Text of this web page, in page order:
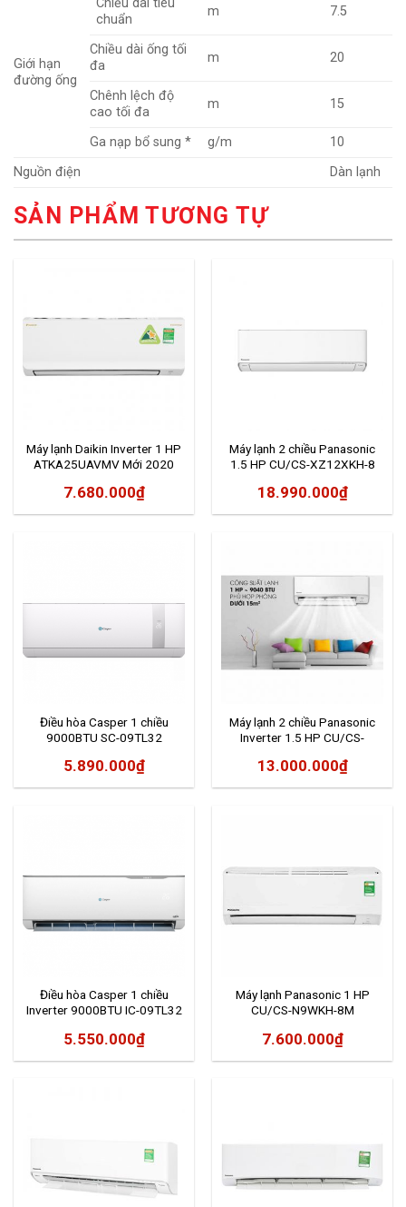
Giới hạn
đường ống
Chiều dài tiêu
chuẩn
m 7.5
Chiều dài ống tối
đa
m 20
Chênh lệch độ
cao tối đa
m 15
Ga nạp bổ sung * g/m
10
Nguồn điện
Dàn lạnh
SẢN PHẨM TƯƠNG TỰ
Máy lạnh Daikin Inverter 1 HP
ATKA25UAVMV Mới 2020
7.680.000₫
Máy lạnh 2 chiều Panasonic
1.5 HP CU/CS-XZ12XKH-8
18.990.000₫
Điều hòa Casper 1 chiều
9000BTU SC-09TL32
5.890.000₫
Máy lạnh 2 chiều Panasonic
Inverter 1.5 HP CU/CS-
13.000.000₫
Điều hòa Casper 1 chiều
Inverter 9000BTU IC-09TL32
5.550.000₫
Máy lạnh Panasonic 1 HP
CU/CS-N9WKH-8M
7.600.000₫